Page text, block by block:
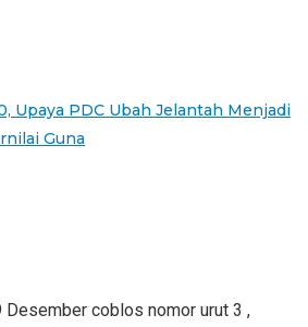
Upaya PDC Ubah Jelantah Menjadi
Guna
Desember coblos nomor urut 3 ,